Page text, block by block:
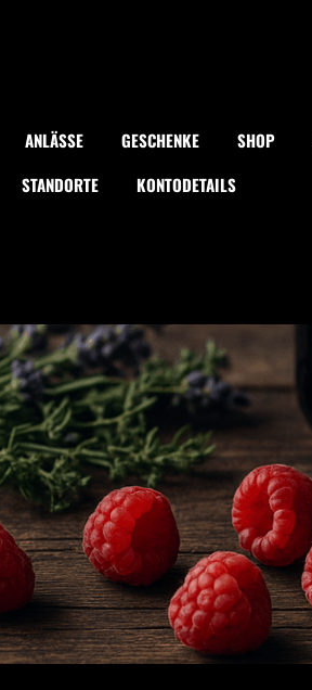
ANLÄSSE GESCHENKE SHOP
STANDORTE KONTODETAILS